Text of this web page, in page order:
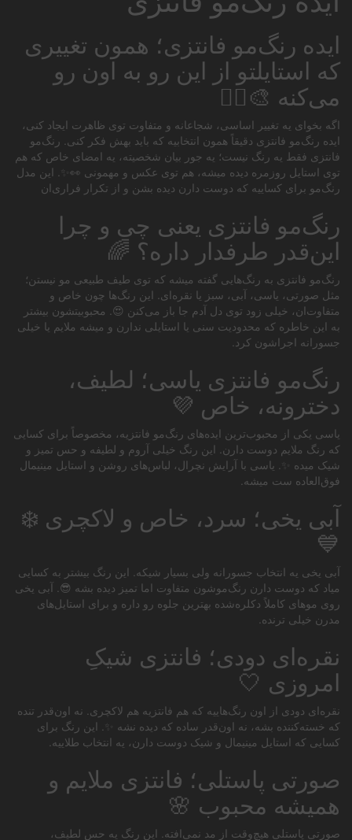
ایده رنگ‌مو فانتزی؛ همون تغییری
که استایلتو از این رو به اون رو
می‌کنه 🎨💇‍♀️
اگه بخوای یه تغییر اساسی، شجاعانه و متفاوت توی ظاهرت ایجاد کنی،
ایده رنگ‌مو فانتزی دقیقاً همون انتخابیه که باید بهش فکر کنی. رنگ‌مو
فانتزی فقط یه رنگ نیست؛ یه جور بیان شخصیته، یه امضای خاص که هم
توی استایل روزمره دیده میشه، هم توی عکس و مهمونی 👀✨. این مدل
رنگ‌مو برای کساییه که دوست دارن دیده بشن و از تکرار فراری‌ان
رنگ‌مو فانتزی یعنی چی و چرا
این‌قدر طرفدار داره؟ 🌈
رنگ‌مو فانتزی به رنگ‌هایی گفته میشه که توی طیف طبیعی مو نیستن؛
مثل صورتی، یاسی، آبی، سبز یا نقره‌ای. این رنگ‌ها چون خاص و
متفاوت‌ان، خیلی زود توی دل آدم جا باز می‌کنن 😍. محبوبیتشون بیشتر
به این خاطره که محدودیت سنی یا استایلی ندارن و میشه ملایم یا خیلی
جسورانه اجراشون کرد.
رنگ‌مو فانتزی یاسی؛ لطیف،
دخترونه، خاص 💜
یاسی یکی از محبوب‌ترین ایده‌های رنگ‌مو فانتزیه، مخصوصاً برای کسایی
که رنگ ملایم دوست دارن. این رنگ خیلی آروم و لطیفه و حس تمیز و
شیک میده ✨. یاسی با آرایش نچرال، لباس‌های روشن و استایل مینیمال
فوق‌العاده ست میشه.
آبی یخی؛ سرد، خاص و لاکچری ❄️
💙
آبی یخی یه انتخاب جسورانه ولی بسیار شیکه. این رنگ بیشتر به کسایی
میاد که دوست دارن رنگ‌موشون متفاوت اما تمیز دیده بشه 😎. آبی یخی
روی موهای کاملاً دکلره‌شده بهترین جلوه رو داره و برای استایل‌های
مدرن خیلی ترنده.
نقره‌ای دودی؛ فانتزی شیکِ
امروزی 🤍
نقره‌ای دودی از اون رنگ‌هاییه که هم فانتزیه هم لاکچری. نه اون‌قدر تنده
که خسته‌کننده بشه، نه اون‌قدر ساده که دیده نشه ✨. این رنگ برای
کسایی که استایل مینیمال و شیک دوست دارن، یه انتخاب طلاییه.
صورتی پاستلی؛ فانتزی ملایم و
همیشه محبوب 🌸
صورتی پاستلی هیچ‌وقت از مد نمی‌افته. این رنگ یه حس لطیف،